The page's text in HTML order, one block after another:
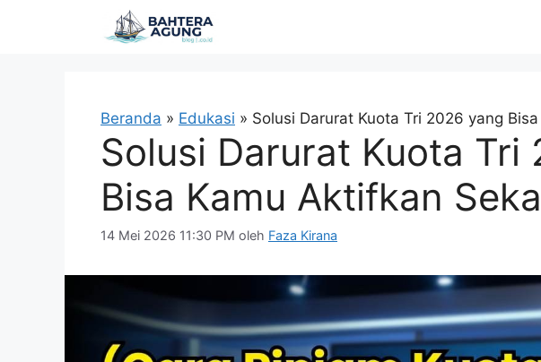
Beranda » Edukasi » Solusi Darurat Kuota Tri 2026 yang
Solusi Darurat Kuota Tri
Bisa Kamu Aktifkan
14 Mei 2026 11:30 PM oleh Faza Kirana